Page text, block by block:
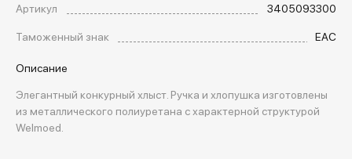
Артикул
3405093300
Таможенный знак
EAC
Описание
Элегантный конкурный хлыст. Ручка и хлопушка изготовлены
из металлического полиуретана с характерной структурой
Welmoed.